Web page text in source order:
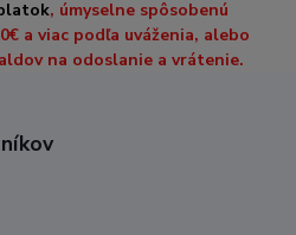
, úmyselne spôsobenú
a viac podľa uváženia, alebo
na odoslanie a vrátenie.